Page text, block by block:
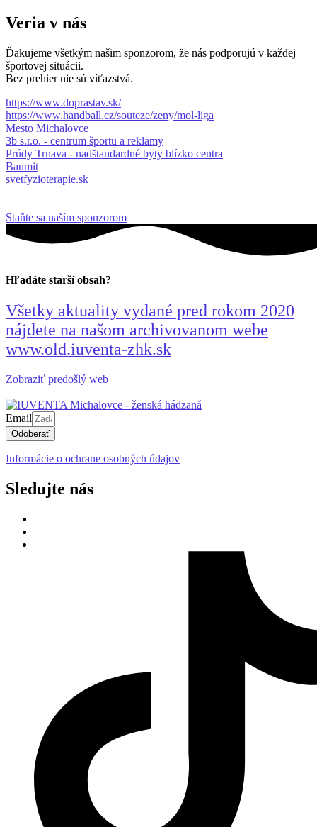
Veria v nás
Ďakujeme všetkým našim sponzorom, že nás podporujú v každej
športovej situácii.
Bez prehier nie sú víťazstvá.
https://www.doprastav.sk/
https://www.handball.cz/souteze/zeny/mol-liga
Mesto Michalovce
3b s.r.o. - centrum športu a reklamy
Prúdy Trnava - nadštandardné byty blízko centra
Baumit
svetfyzioterapie.sk
Staňte sa naším sponzorom
Hľadáte starší obsah?
Všetky aktuality vydané pred rokom 2020
nájdete na našom archivovanom webe
www.old.iuventa-zhk.sk
Zobraziť predošlý web
Email
Odoberať
Informácie o ochrane osobných údajov
Sledujte nás